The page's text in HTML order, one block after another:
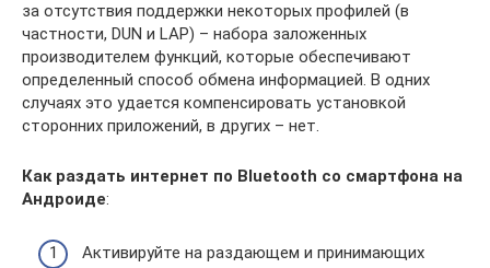
за отсутствия поддержки некоторых профилей (в
частности, DUN и LAP) – набора заложенных
производителем функций, которые обеспечивают
определенный способ обмена информацией. В одних
случаях это удается компенсировать установкой
сторонних приложений, в других – нет.
Как раздать интернет по Bluetooth со смартфона на
Андроиде:
Активируйте на раздающем и принимающих